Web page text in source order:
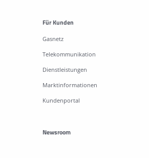
Für Kunden
Gasnetz
Telekommunikation
Dienstleistungen
Marktinformationen
Kundenportal
Newsroom